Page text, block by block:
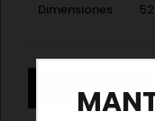
Dimensiones
CL5011OU